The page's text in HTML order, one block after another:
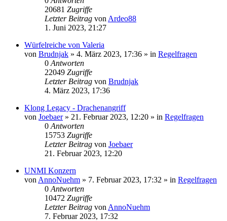
20681 Zugriffe
Letzter Beitrag von Ardeo88
1. Juni 2023, 21:27
Würfelreiche von Valeria
von Brudnjak » 4. März 2023, 17:36 » in Regelfragen
0 Antworten
22049 Zugriffe
Letzter Beitrag von Brudnjak
4. März 2023, 17:36
Klong Legacy - Drachenangriff
von Joebaer» 21. Februar 2023, 12:20 » in Regelfragen
0 Antworten
15753 Zugriffe
Letzter Beitrag von Joebaer
21. Februar 2023, 12:20
UNMI Konzern
von AnnoNuehm » 7. Februar 2023, 17:32 » in Regelfragen
0 Antworten
10472 Zugriffe
Letzter Beitrag von AnnoNuehm
7. Februar 2023, 17:32